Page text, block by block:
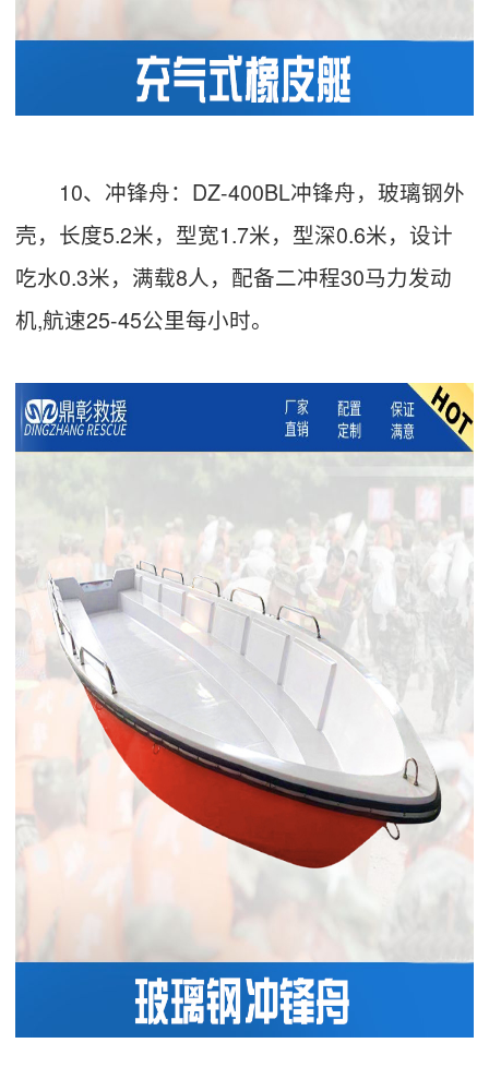
10、冲锋舟：DZ-400BL冲锋舟，玻璃钢外
壳，长度5.2米，型宽1.7米，型深0.6米，设计
吃水0.3米，满载8人，配备二冲程30马力发动
机,航速25-45公里每小时。